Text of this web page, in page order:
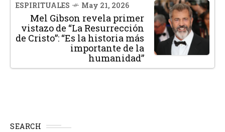
ESPIRITUALES May 21, 2026
Mel Gibson revela primer
vistazo de “La Resurrección
de Cristo”: “Es la historia más
importante de la
humanidad”
SEARCH